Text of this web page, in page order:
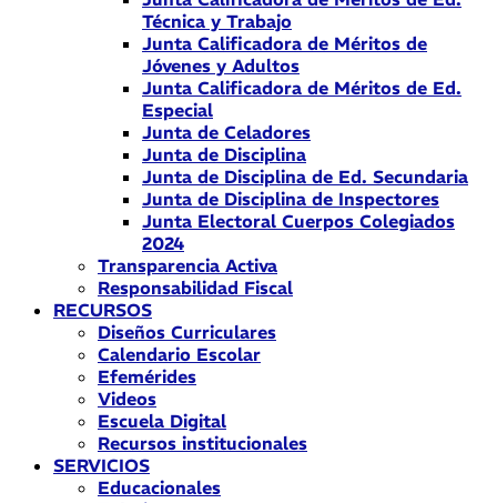
Técnica y Trabajo
Junta Calificadora de Méritos de
Jóvenes y Adultos
Junta Calificadora de Méritos de Ed.
Especial
Junta de Celadores
Junta de Disciplina
Junta de Disciplina de Ed. Secundaria
Junta de Disciplina de Inspectores
Junta Electoral Cuerpos Colegiados
2024
Transparencia Activa
Responsabilidad Fiscal
RECURSOS
Diseños Curriculares
Calendario Escolar
Efemérides
Videos
Escuela Digital
Recursos institucionales
SERVICIOS
Educacionales